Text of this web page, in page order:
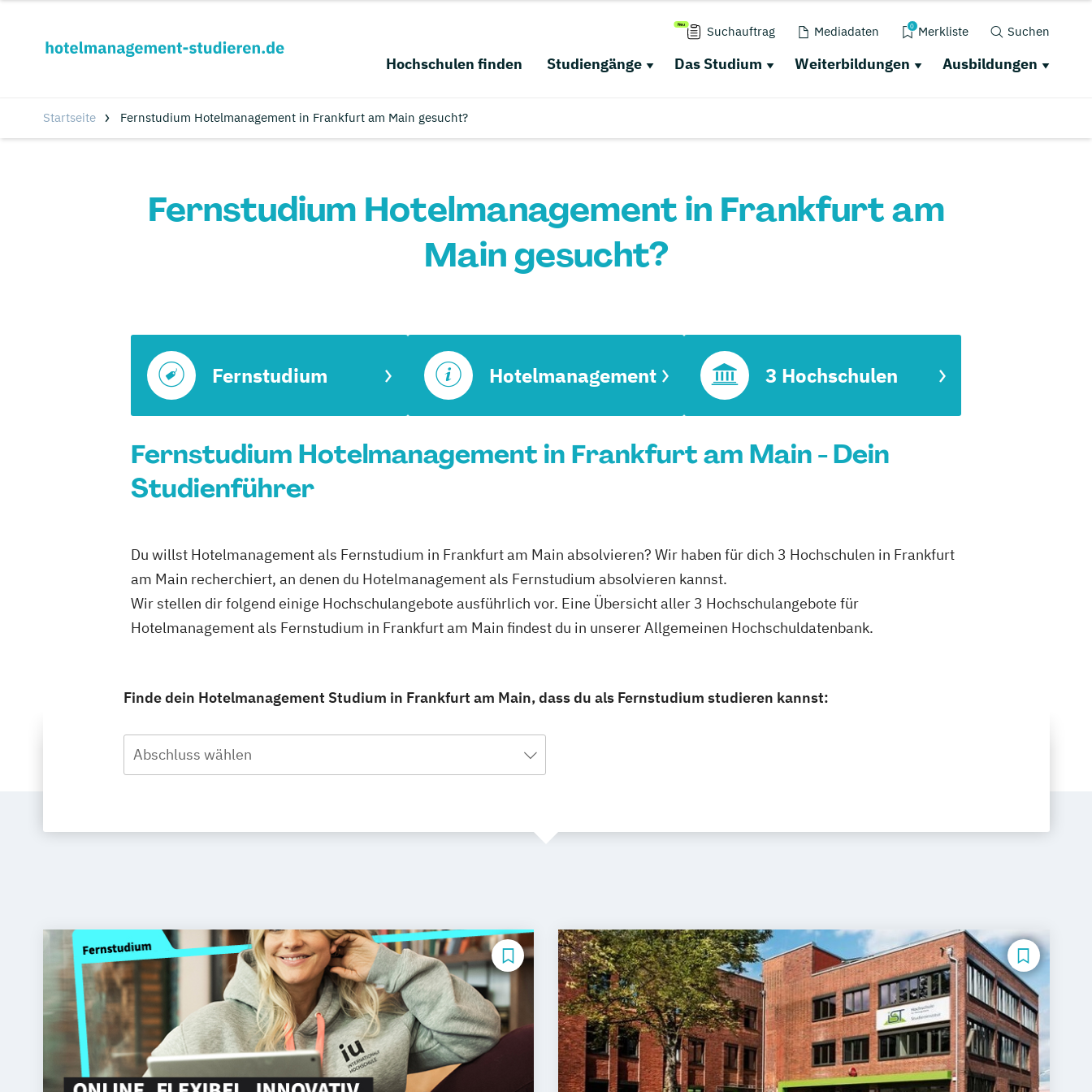
Suchauftrag Mediadaten 0 Merkliste Suchen
Hochschulen finden Studiengänge Das Studium Weiterbildungen Ausbildungen
Startseite Fernstudium Hotelmanagement in Frankfurt am Main gesucht?
Fernstudium Hotelmanagement in Frankfurt am
Main gesucht?
Fernstudium Hotelmanagement 3 Hochschulen
Fernstudium Hotelmanagement in Frankfurt am Main - Dein
Studienführer
Du willst Hotelmanagement als Fernstudium in Frankfurt am Main absolvieren? Wir haben für dich 3 Hochschulen in Frankfurt
am Main recherchiert, an denen du Hotelmanagement als Fernstudium absolvieren kannst.
Wir stellen dir folgend einige Hochschulangebote ausführlich vor. Eine Übersicht aller 3 Hochschulangebote für
Hotelmanagement als Fernstudium in Frankfurt am Main findest du in unserer Allgemeinen Hochschuldatenbank.
Finde dein Hotelmanagement Studium in Frankfurt am Main, dass du als Fernstudium studieren kannst:
Abschluss wählen